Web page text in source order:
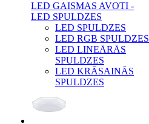
LED GAISMAS AVOTI -
LED SPULDZES
LED SPULDZES
LED RGB SPULDZES
LED LINEĀRĀS
SPULDZES
LED KRĀSAINĀS
SPULDZES